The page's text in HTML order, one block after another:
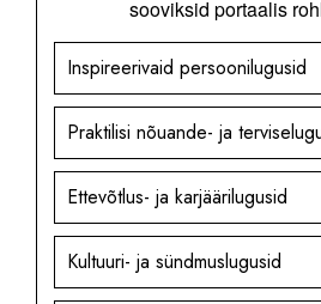
sooviksid portaalis
Inspireerivaid persoonilugusid
Praktilisi nõuande- ja
Ettevõtlus- ja karjäärilugusid
Kultuuri- ja sündmuslugusid